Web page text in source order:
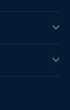

